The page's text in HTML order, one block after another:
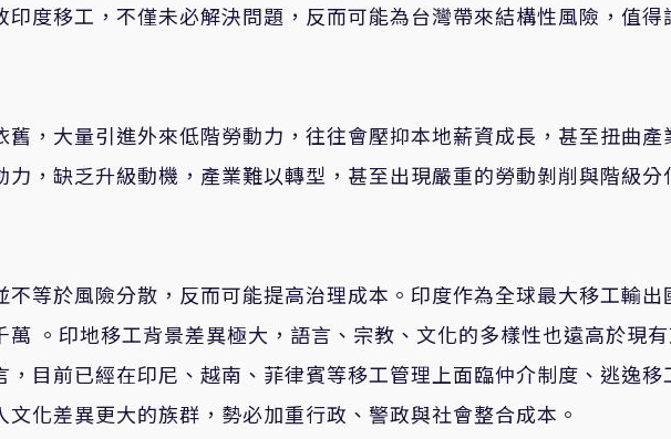
度移工，不僅未必解決問題，反而可能為台灣帶來結構性風險，值得
舊，大量引進外來低階勞動力，往往會壓抑本地薪資成長，甚至扭曲產
力，缺乏升級動機，產業難以轉型，甚至出現嚴重的勞動剝削與階級分
不等於風險分散，反而可能提高治理成本。印度作為全球最大移工輸出
。印地移工背景差異極大，語言、宗教、文化的多樣性也遠高於現
，目前已經在印尼、越南、菲律賓等移工管理上面臨仲介制度、逃逸移
化差異更大的族群，勢必加重行政、警政與社會整合成本。